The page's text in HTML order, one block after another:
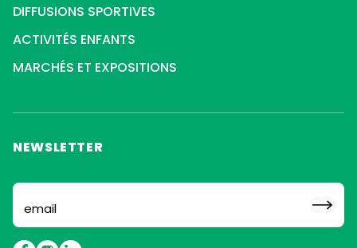
DIFFUSIONS SPORTIVES
ACTIVITÉS ENFANTS
MARCHÉS ET EXPOSITIONS
NEWSLETTER